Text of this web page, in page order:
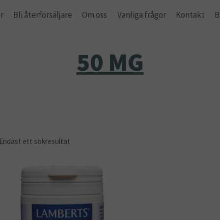
Bli återförsäljare Om oss Vanliga frågor Kontakt
50 MG
Endast ett sökresultat